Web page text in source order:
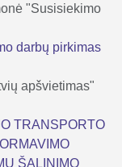
"Susisiekimo
darbų pirkimas
apšvietimas"
TRANSPORTO
ŠALINIMO